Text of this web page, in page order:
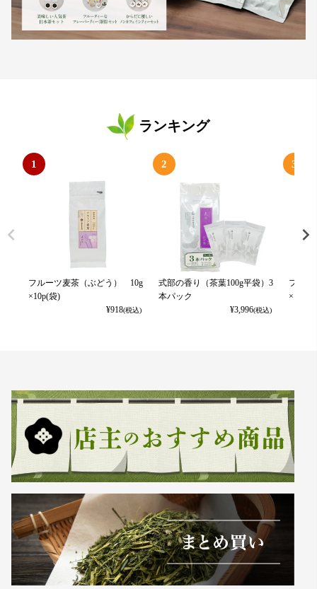
ランキング
1
フルーツ麦茶（ぶどう） 10g
×10p(袋)
¥918(税込)
2
式部の香り（茶葉100g平袋）3
本パック
¥3,996(税込)
3
フル
×10p(